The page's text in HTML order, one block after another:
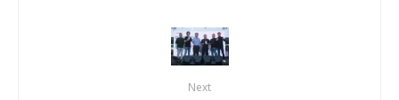
Next